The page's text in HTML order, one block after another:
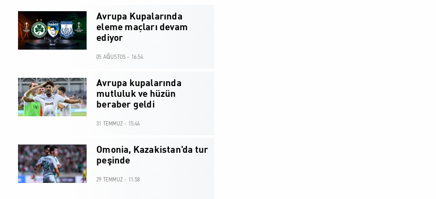
Avrupa Kupalarında
eleme maçları devam
ediyor
05 AĞUSTOS - 16:54
Avrupa kupalarında
mutluluk ve hüzün
beraber geldi
31 TEMMUZ - 15:44
Omonia, Kazakistan'da tur
peşinde
29 TEMMUZ - 11:58